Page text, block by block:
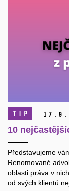
TIP 17. 9.
10
Představujeme
Renomované
oblasti práva v
od svých klientů